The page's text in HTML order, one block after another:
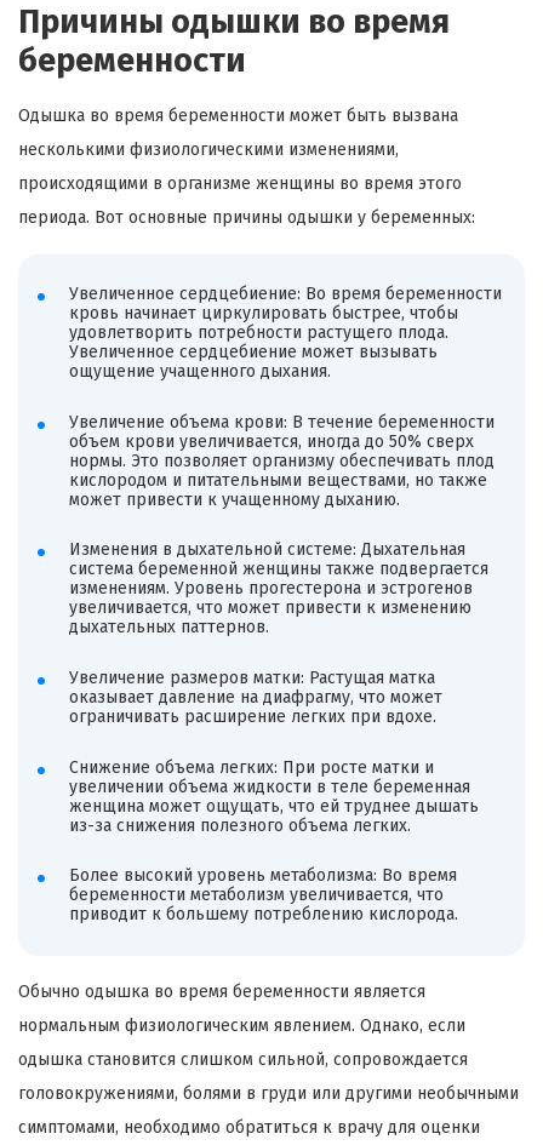
Причины одышки во время
беременности
Одышка во время беременности может быть вызвана
несколькими физиологическими изменениями,
происходящими в организме женщины во время этого
периода. Вот основные причины одышки у беременных:
Увеличенное сердцебиение: Во время беременности
кровь начинает циркулировать быстрее, чтобы
удовлетворить потребности растущего плода.
Увеличенное сердцебиение может вызывать
ощущение учащенного дыхания.
Увеличение объема крови: В течение беременности
объем крови увеличивается, иногда до 50% сверх
нормы. Это позволяет организму обеспечивать плод
кислородом и питательными веществами, но также
может привести к учащенному дыханию.
Изменения в дыхательной системе: Дыхательная
система беременной женщины также подвергается
изменениям. Уровень прогестерона и эстрогенов
увеличивается, что может привести к изменению
дыхательных паттернов.
Увеличение размеров матки: Растущая матка
оказывает давление на диафрагму, что может
ограничивать расширение легких при вдохе.
Снижение объема легких: При росте матки и
увеличении объема жидкости в теле беременная
женщина может ощущать, что ей труднее дышать
из-за снижения полезного объема легких.
Более высокий уровень метаболизма: Во время
беременности метаболизм увеличивается, что
приводит к большему потреблению кислорода.
Обычно одышка во время беременности является
нормальным физиологическим явлением. Однако, если
одышка становится слишком сильной, сопровождается
головокружениями, болями в груди или другими необычными
симптомами, необходимо обратиться к врачу для оценки